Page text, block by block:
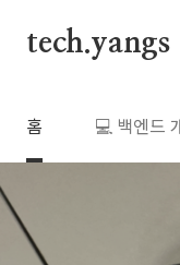
tech.yangs
홈 💻 백엔드